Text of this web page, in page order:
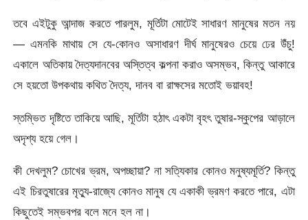
তবে এইটুকু আন্দাজ করতে পারলুম, মূর্তিটা মোটেই সাধারণ মানুষের মতন নয়
— এমনকি মাথায় সে যে-কোনও অসাধারণ দীর্ঘ মানুষেরও চেয়ে ঢের উঁচু!
একালে অতিকায় দৈত্যদানবের অস্তিত্ব কল্পনা করাও অসম্ভব, কিন্তু আকারে
সে হয়তো উপকথায় কথিত দৈত্য, দানব বা রাক্ষসের মতোই ভয়াবহ!
স্তম্ভিত দৃষ্টিতে তাকিয়ে আছি, মূর্তিটা হঠাৎ একটা বৃহৎ তুষার-স্কুপের আড়ালে
অদৃশ্য হয়ে গেল।
কী দেখলুম? চোখের ভ্রম, অপচ্ছায়া? না সত্যিকার কোনও মনুষ্যমূর্তি? কিন্তু
এই চিরতুষারের মৃত্যু-রাজ্যে কোনও মানুষ যে একাকী ভ্রমণ করতে পারে, এটা
কিছুতেই সম্ভবপর বলে মনে হল না।